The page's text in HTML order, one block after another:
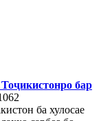
бар
ба хулосае